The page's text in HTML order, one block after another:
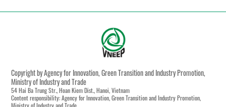
Copyright by Agency for Innovation, Green Transition and Industry Promotion,
Ministry of Industry and Trade
54 Hai Ba Trung Str., Hoan Kiem Dist., Hanoi, Vietnam
Content responsibility: Agency for Innovation, Green Transition and Industry Promotion,